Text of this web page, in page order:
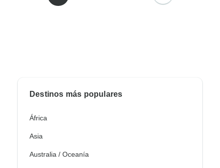
Destinos más populares
África
Asia
Australia / Oceanía